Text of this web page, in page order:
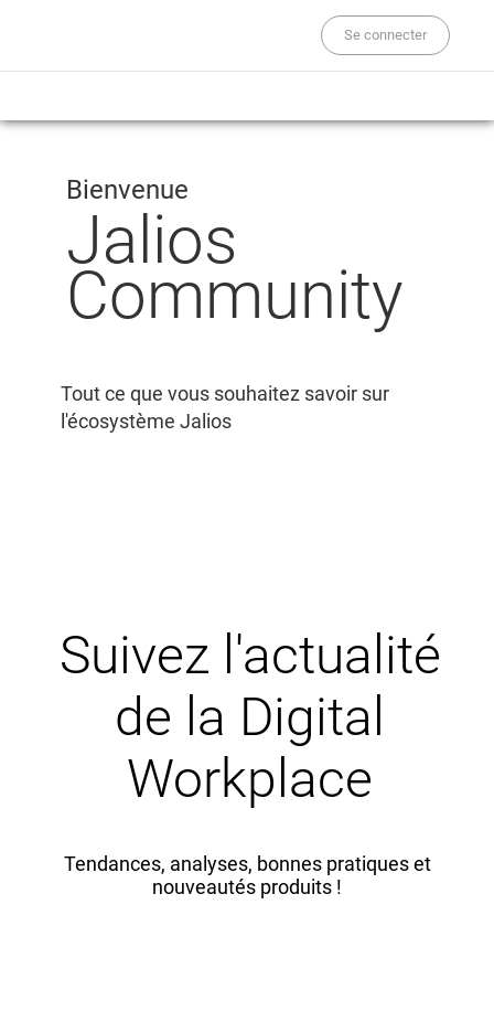
Se connecter
Bienvenue
Jalios
Community
Tout ce que vous souhaitez savoir sur
l'écosystème Jalios
Suivez l'actualité
de la Digital
Workplace
Tendances, analyses, bonnes pratiques et
nouveautés produits !